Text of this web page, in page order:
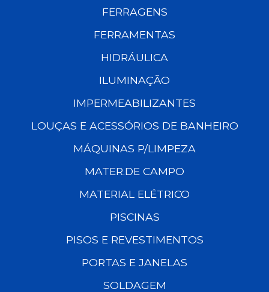
FERRAGENS
FERRAMENTAS
HIDRÁULICA
ILUMINAÇÃO
IMPERMEABILIZANTES
LOUÇAS E ACESSÓRIOS DE BANHEIRO
MÁQUINAS P/LIMPEZA
MATER.DE CAMPO
MATERIAL ELÉTRICO
PISCINAS
PISOS E REVESTIMENTOS
PORTAS E JANELAS
SOLDAGEM